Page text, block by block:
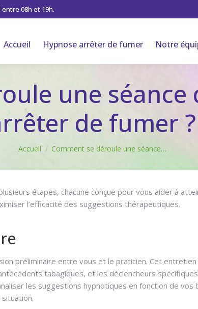
entre 08h et 19h.
Accueil Hypnose arrêter de fumer Notre
une séance
de fumer ?
Vous êtes ici :
Accueil Comment se déroule une séance…
étapes, chacune conçue pour vous aider à
l’efficacité des suggestions thérapeutiques.
préliminaire entre vous et le praticien. Cet
tabagiques, et les déclencheurs
les suggestions hypnotiques en fonction de vos